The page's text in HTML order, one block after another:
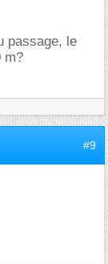
passage, le
m?
#9